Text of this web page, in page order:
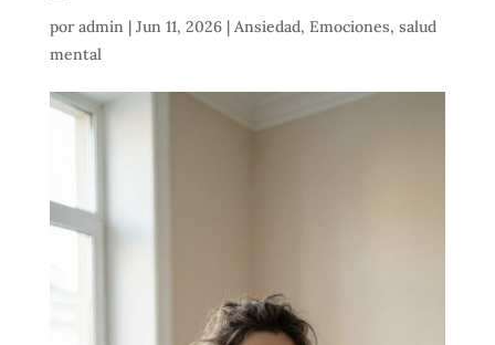
por admin| Jun 11, 2026| Ansiedad, Emociones, salud
mental